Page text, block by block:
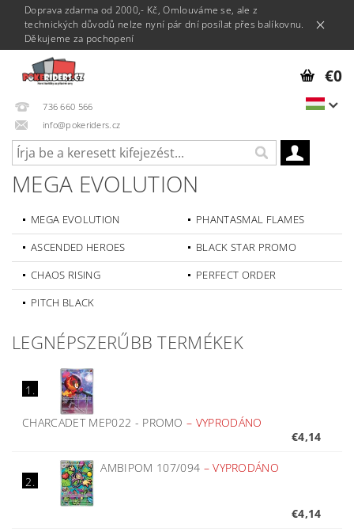
Doprava zdarma od 2000,- Kč, Omlouváme se, ale z
technických důvodů nelze nyní pár dní posílat přes balíkovnu.
Děkujeme za pochopení
736 660 566
info@pokeriders.cz
€0
MEGA EVOLUTION
MEGA EVOLUTION
PHANTASMAL FLAMES
ASCENDED HEROES
BLACK STAR PROMO
CHAOS RISING
PERFECT ORDER
PITCH BLACK
LEGNÉPSZERŰBB TERMÉKEK
1.
CHARCADET MEP022 - PROMO– VYPRODÁNO
€4,14
2.
AMBIPOM 107/094 –VYPRODÁNO
€4,14